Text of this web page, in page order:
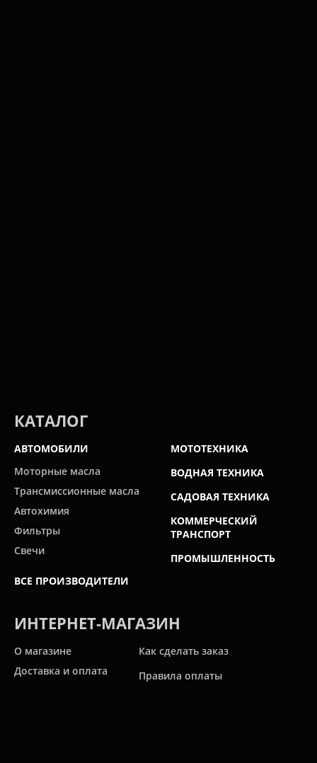
КАТАЛОГ
АВТОМОБИЛИ
Моторные масла
Трансмиссионные масла
Автохимия
Фильтры
Свечи
ВСЕ ПРОИЗВОДИТЕЛИ
МОТОТЕХНИКА
ВОДНАЯ ТЕХНИКА
САДОВАЯ ТЕХНИКА
КОММЕРЧЕСКИЙ
ТРАНСПОРТ
ПРОМЫШЛЕННОСТЬ
ИНТЕРНЕТ-МАГАЗИН
О магазине
Доставка и оплата
Как сделать заказ
Правила оплаты